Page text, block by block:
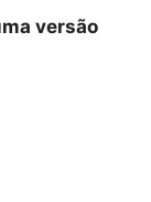
versão